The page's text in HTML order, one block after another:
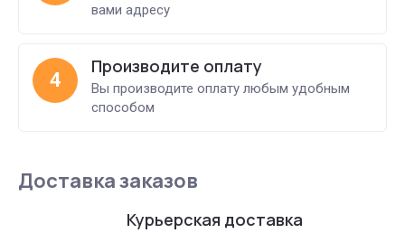
вами адресу
4
Производите оплату
Вы производите оплату любым удобным
способом
Доставка заказов
Курьерская доставка